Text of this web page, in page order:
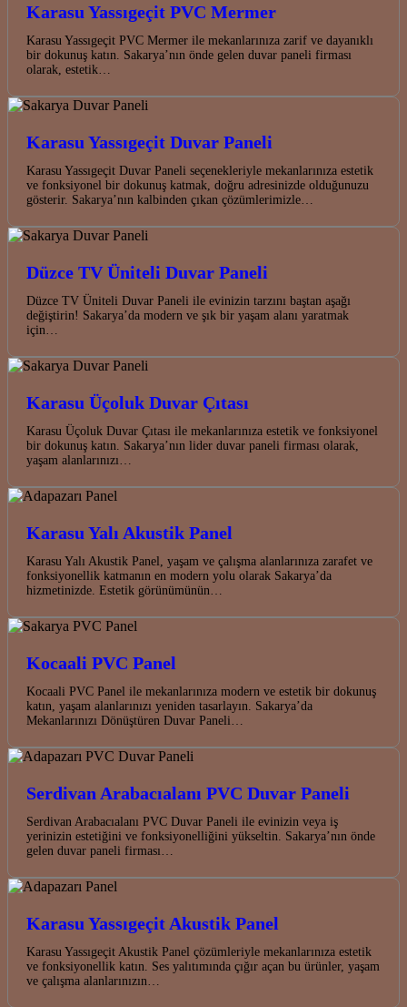
Karasu Yassıgeçit PVC Mermer
Karasu Yassıgeçit PVC Mermer ile mekanlarınıza zarif ve dayanıklı
bir dokunuş katın. Sakarya’nın önde gelen duvar paneli firması
olarak, estetik…
Karasu Yassıgeçit Duvar Paneli
Karasu Yassıgeçit Duvar Paneli seçenekleriyle mekanlarınıza estetik
ve fonksiyonel bir dokunuş katmak, doğru adresinizde olduğunuzu
gösterir. Sakarya’nın kalbinden çıkan çözümlerimizle…
Düzce TV Üniteli Duvar Paneli
Düzce TV Üniteli Duvar Paneli ile evinizin tarzını baştan aşağı
değiştirin! Sakarya’da modern ve şık bir yaşam alanı yaratmak
için…
Karasu Üçoluk Duvar Çıtası
Karasu Üçoluk Duvar Çıtası ile mekanlarınıza estetik ve fonksiyonel
bir dokunuş katın. Sakarya’nın lider duvar paneli firması olarak,
yaşam alanlarınızı…
Karasu Yalı Akustik Panel
Karasu Yalı Akustik Panel, yaşam ve çalışma alanlarınıza zarafet ve
fonksiyonellik katmanın en modern yolu olarak Sakarya’da
hizmetinizde. Estetik görünümünün…
Kocaali PVC Panel
Kocaali PVC Panel ile mekanlarınıza modern ve estetik bir dokunuş
katın, yaşam alanlarınızı yeniden tasarlayın. Sakarya’da
Mekanlarınızı Dönüştüren Duvar Paneli…
Serdivan Arabacıalanı PVC Duvar Paneli
Serdivan Arabacıalanı PVC Duvar Paneli ile evinizin veya iş
yerinizin estetiğini ve fonksiyonelliğini yükseltin. Sakarya’nın önde
gelen duvar paneli firması…
Karasu Yassıgeçit Akustik Panel
Karasu Yassıgeçit Akustik Panel çözümleriyle mekanlarınıza estetik
ve fonksiyonellik katın. Ses yalıtımında çığır açan bu ürünler, yaşam
ve çalışma alanlarınızın…